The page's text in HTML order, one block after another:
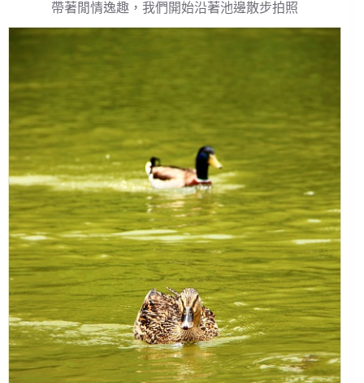
帶著閒情逸趣，我們開始沿著池邊散步拍照